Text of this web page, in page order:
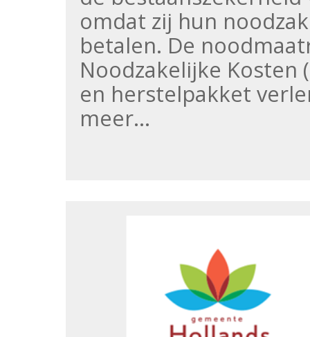
omdat zij hun
betalen. De
Noodzakelijke Kosten
en herstelpakket
meer…